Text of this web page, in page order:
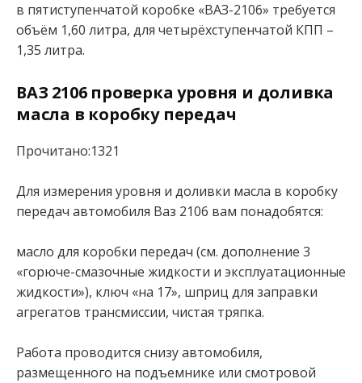
в пятиступенчатой коробке «ВАЗ-2106» требуется
объём 1,60 литра, для четырёхступенчатой КПП –
1,35 литра.
ВАЗ 2106 проверка уровня и доливка
масла в коробку передач
Прочитано:1321
Для измерения уровня и доливки масла в коробку
передач автомобиля Ваз 2106 вам понадобятся:
масло для коробки передач (см. дополнение 3
«горюче-смазочные жидкости и эксплуатационные
жидкости»), ключ «на 17», шприц для заправки
агрегатов трансмиссии, чистая тряпка.
Работа проводится снизу автомобиля,
размещенного на подъемнике или смотровой